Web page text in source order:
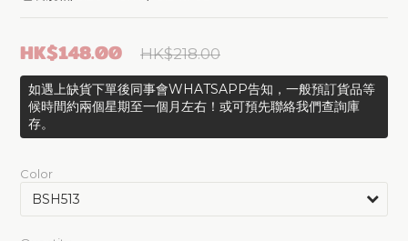
HK$218.00
HK$148.00
如遇上缺貨下單後同事會WHATSAPP告知，一般預訂貨品等
候時間約兩個星期至一個月左右！或可預先聯絡我們查詢庫
存。
Color